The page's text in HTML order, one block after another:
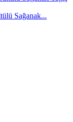
Sağanak...